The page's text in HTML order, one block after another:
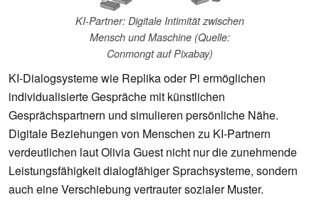
KI-Partner: Digitale Intimität zwischen
Mensch und Maschine (Quelle:
Conmongt auf Pixabay)
KI-Dialogsysteme wie Replika oder Pi ermöglichen
individualisierte Gespräche mit künstlichen
Gesprächspartnern und simulieren persönliche Nähe.
Digitale Beziehungen von Menschen zu KI-Partnern
verdeutlichen laut Olivia Guest nicht nur die zunehmende
Leistungsfähigkeit dialogfähiger Sprachsysteme, sondern
auch eine Verschiebung vertrauter sozialer Muster.